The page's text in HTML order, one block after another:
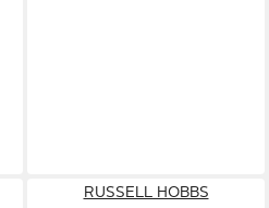
RUSSELL HOBBS